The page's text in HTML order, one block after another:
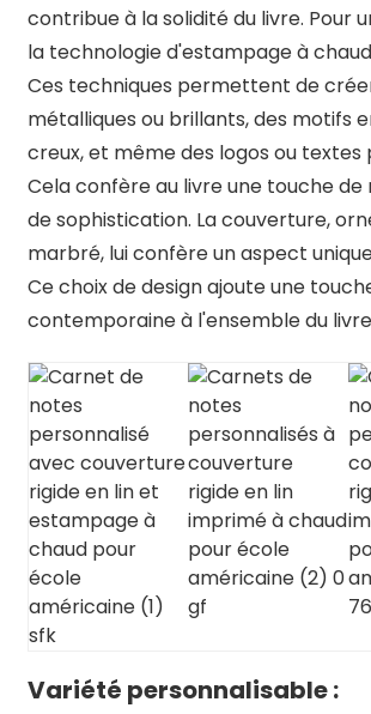
contribue à la solidité du livre. Pour
la technologie d'estampage à
Ces techniques permettent de
métalliques ou brillants, des motifs
creux, et même des logos ou textes
Cela confère au livre une touche
de sophistication. La couverture,
marbré, lui confère un aspect
Ce choix de design ajoute une
contemporaine à l'ensemble du
Variété personnalisable :